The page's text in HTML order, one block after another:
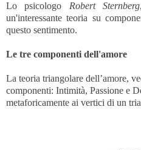
Lo psicologo Robert Sternberg
un'interessante teoria su
questo sentimento.
Le tre componenti dell'amore
La teoria triangolare dell’amore,
componenti: Intimità, Passione e
metaforicamente ai vertici di un